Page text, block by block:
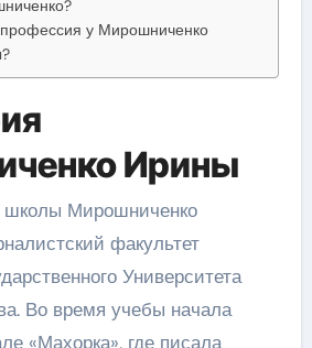
у Мирошниченко
Ирины
школы Мирошниченко
факультет
Университета
Во время учебы начала
«Махорка», где писала